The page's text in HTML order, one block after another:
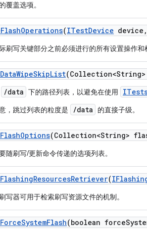
覆盖选项。
FlashOperations(ITestDevice device ,
刷写关键部分之前必须进行的所有设置操作和
DataWipeSkipList(Collection<String>
/data 下的路径列表，以避免在使用
，跳过列表的粒度是
/data 的直接子级。
FlashOptions(Collection<String>
随刷写/更新命令传递的选项列表。
FlashingResourcesRetriever(
写器可用于检索刷写资源文件的机制。
ForceSystemFlash(boolean force